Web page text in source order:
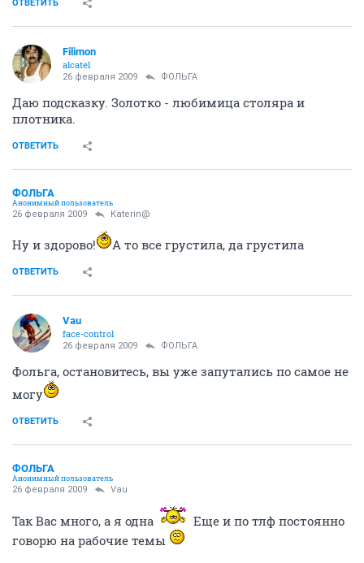
ОТВЕТИТЬ
Filimon
alcatel
26 февраля 2009 ФОЛЬГА
Даю подсказку. Золотко - любимица столяра и
плотника.
ОТВЕТИТЬ
ФОЛЬГА
Анонимный пользователь
26 февраля 2009 Katerin@
Ну и здорово! А то все грустила, да грустила
ОТВЕТИТЬ
Vau
face-control
26 февраля 2009 ФОЛЬГА
Фольга, остановитесь, вы уже запутались по самое не
могу
ОТВЕТИТЬ
ФОЛЬГА
Анонимный пользователь
26 февраля 2009 Vau
Так Вас много, а я одна
Еще и по тлф постоянно
говорю на рабочие темы